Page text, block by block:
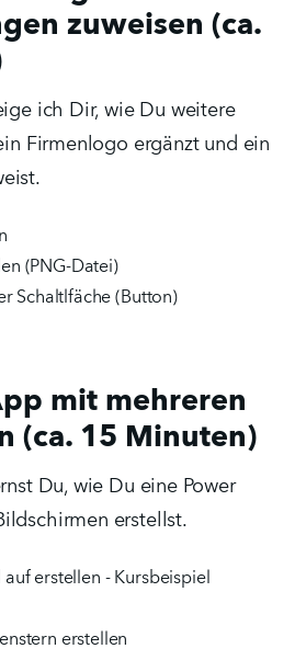
zuweisen (ca.
ich Dir, wie Du weitere
Firmenlogo ergänzt und ein
(PNG-Datei)
Schaltlfäche (Button)
mit mehreren
(ca. 15 Minuten)
Du, wie Du eine Power
erstellst.
erstellen - Kursbeispiel
erstellen